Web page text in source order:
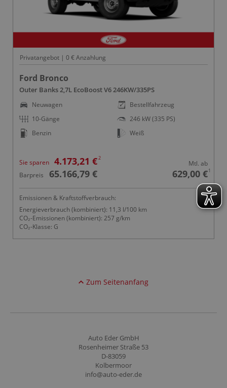
Privatangebot | 0 € Anzahlung
Ford Bronco
Outer Banks 2,7L EcoBoost V6 246KW/335PS
Neuwagen
10-Gänge
Benzin
Bestellfahrzeug
246 kW (335 PS)
Weiß
Sie sparen 4.173,21 €2
Barpreis 65.166,79 €
Mtl. ab
629,00 €1
Emissionen & Kraftstoffverbrauch:
Energieverbrauch (kombiniert): 11,3 l/100 km
CO₂-Emissionen (kombiniert): 257 g/km
CO₂-Klasse: G
Zum Seitenanfang
Auto Eder GmbH
Rosenheimer Straße 53
D-83059
Kolbermoor
info@auto-eder.de